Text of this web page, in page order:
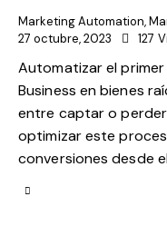
Marketing Automation,
27 octubre, 2023
127
Automatizar el
Business en bienes
entre captar o
optimizar este
conversiones desde